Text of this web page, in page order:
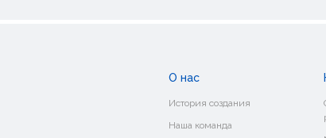
О нас
История создания
Наша команда